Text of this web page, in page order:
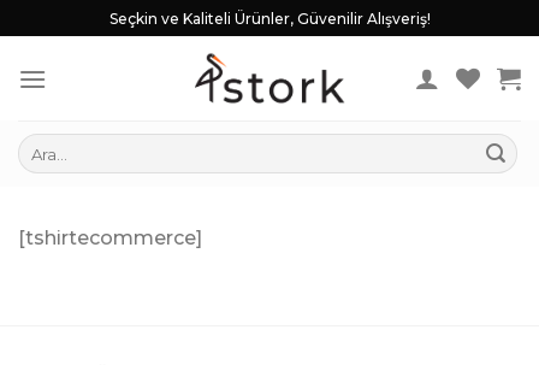
to
content
Seçkin ve Kaliteli Ürünler, Güvenilir Alışveriş!
Ara:
[tshirtecommerce]